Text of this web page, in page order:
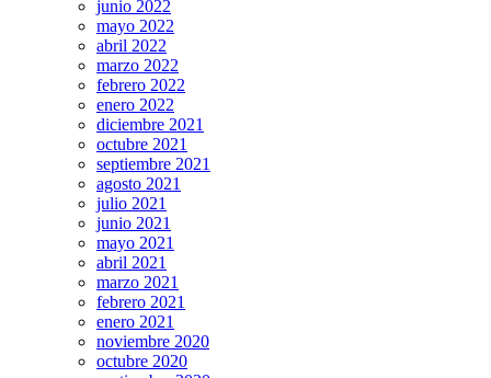
junio 2022
mayo 2022
abril 2022
marzo 2022
febrero 2022
enero 2022
diciembre 2021
octubre 2021
septiembre 2021
agosto 2021
julio 2021
junio 2021
mayo 2021
abril 2021
marzo 2021
febrero 2021
enero 2021
noviembre 2020
octubre 2020